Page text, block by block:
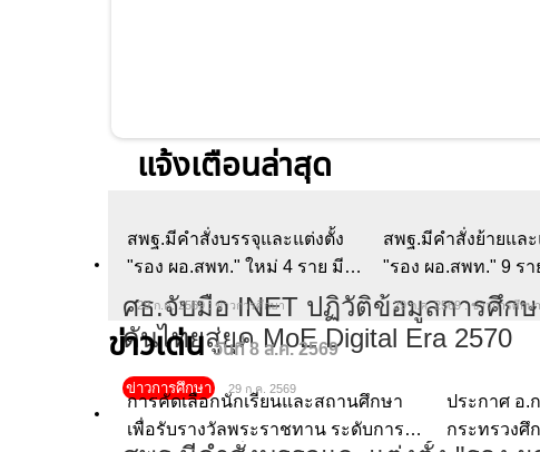
แจ้งเตือนล่าสุด
สพฐ.มีคำสั่งบรรจุและแต่งตั้ง
"รอง ผอ.สพท." ใหม่ 4 ราย มีผล
ตั้งแต่วันที่ 27 กรกฎาคม 2569
29 ก.ค. 2569 : ข่าวการศึกษา
27 กรกฎาคม 2569
29 ก.ค. 2569 : ข่าวการศึกษา